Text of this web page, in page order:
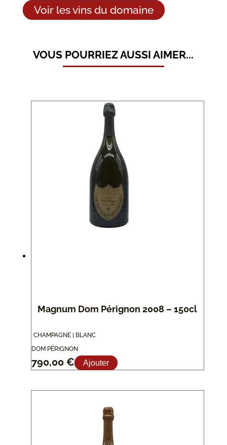
Voir les vins du domaine
VOUS POURRIEZ AUSSI AIMER...
Magnum Dom Pérignon 2008 – 150cl
CHAMPAGNE | BLANC
DOM PÉRIGNON
790,00 € Ajouter